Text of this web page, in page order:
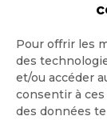
Pour offrir les
des
et/ou accéder
consentir à
des données
Hebdo